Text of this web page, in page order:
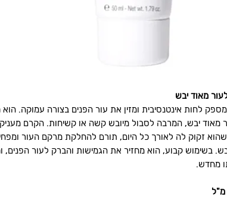
מאוד יבש
לחות אינטנסיבית ומזין את עור הפנים בצורה עמוקה.
מאוד יבש, המרבה לסבול מיובש קשה או קשיחות. הקרם
זקוק לה לאורך כל היום, תורם להחלקת מרקם העור
בשימוש קבוע, הוא מחזיר את הגמישות והברק לעור הפנים,
מחדש.